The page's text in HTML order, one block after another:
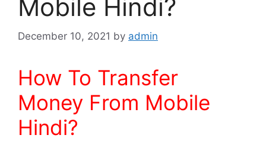
Mobile Hindi?
December 10, 2021 by admin
How To Transfer
Money From Mobile
Hindi?